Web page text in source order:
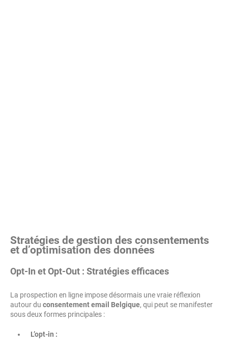
Stratégies de gestion des consentements
et d’optimisation des données
Opt-In et Opt-Out : Stratégies efficaces
La prospection en ligne impose désormais une vraie réflexion
autour du consentement email Belgique, qui peut se manifester
sous deux formes principales :
L’opt-in :